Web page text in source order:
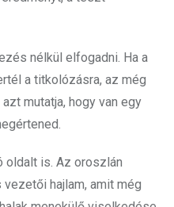
nélkül elfogadni. Ha a
a titkolózásra, az még
mutatja, hogy van egy
oldalt is. Az oroszlán
hajlam, amit még